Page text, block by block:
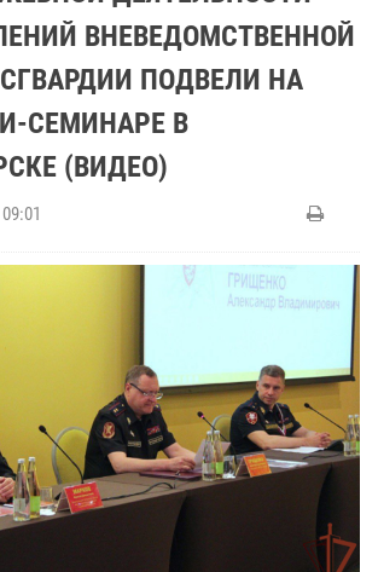
ВНЕВЕДОМСТВЕННОЙ
ПОДВЕЛИ НА
СЕМИНАРЕ В
(ВИДЕО)